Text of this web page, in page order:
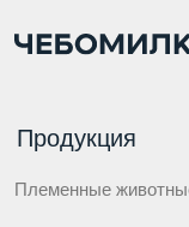
Агрокомплекс